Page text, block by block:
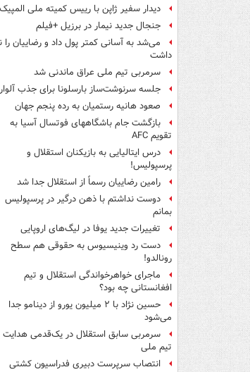
دیدار سفیر ژاپن با رییس کمیته ملی المپیک
جنجال جدید نیمار در برزیل +فیلم
می‌شد به آسانی کمتر پول داد و رضاییان را
داشت
سرمربی تیم ملی عراق ماندنی شد
جلسه سرنوشت‌ساز بارسلونا برای جذب
صعود هانیه رستمیان به رده پنجم جهان
بازگشت جام باشگاههای فوتسال آسیا به
تقویم AFC
درس ایتالیایی‌ به بازیکنان استقلال و
پرسپولیس!
رامین رضاییان رسماً از استقلال جدا شد
دوست نداشتم با ذهن درگیر در پرسپولیس
بمانم
تغییرات جدید یوفا در لیگ‌های اروپایی
دست رد وینیسیوس به حقوقی هم سطح
رونالدو!
ماجرای خواهرخواندگی استقلال و تیم
افغانستانی چه بود؟
حسین نژاد با ۲ میلیون یورو از دینامو جدا
می‌شود
سرمربی سابق استقلال در یک‌قدمی
تیم ملی
انتصاب سرپرست دبیری فدراسیون کشتی